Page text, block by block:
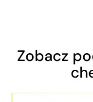
Zobacz